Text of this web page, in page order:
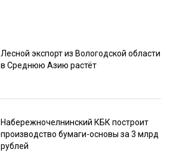
Лесной экспорт из Вологодской области
в Среднюю Азию растёт
Набережночелнинский КБК построит
производство бумаги-основы за 3 млрд
рублей